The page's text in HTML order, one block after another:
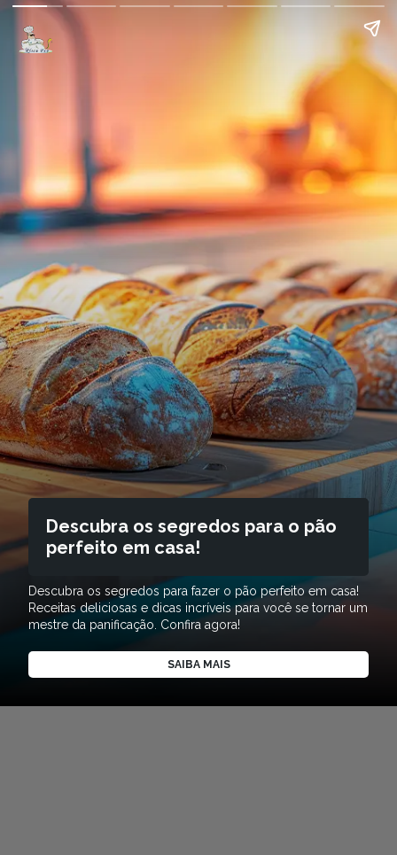
Descubra os segredos para o pão
perfeito em casa!
Descubra os segredos para fazer o pão perfeito em casa!
Receitas deliciosas e dicas incríveis para você se tornar um
mestre da panificação. Confira agora!
SAIBA MAIS